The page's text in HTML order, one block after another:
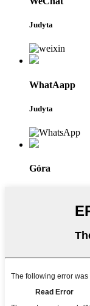
Judyta
WhatAapp
Judyta
Góra